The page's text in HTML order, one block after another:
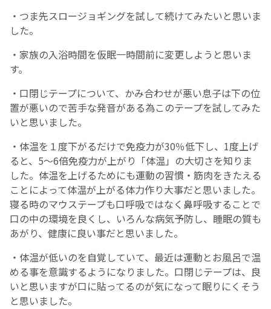
・つま先スロージョギングを試して続けてみたいと思いま
した。
・家族の入浴時間を仮眠一時間前に変更しようと思いま
す。
・口閉じテープについて、かみ合わせが悪い息子は下の位
置が悪いので苦手な発音がある為このテープを試してみた
いと思いました。
・体温を１度下がるだけで免疫力が30％低下し、1度上げ
ると、5～6倍免疫力が上がり「体温」の大切さを知りま
した。体温を上げるためにも運動の習慣・筋肉をきたえる
ことによって体温が上がる体力作り大事だと思いました。
寝る時のマウステープも口呼吸ではなく鼻呼吸することで
口の中の環境を良くし、いろんな病気予防し、睡眠の質も
あがり、健康に良い事だと思いました。
・体温が低いのを自覚していて、最近は運動とお風呂で温
める事を意識するようになりました。口閉じテープは、良
いと思いますが口に貼ってるのが気になって眠りにくそう
と思いました。